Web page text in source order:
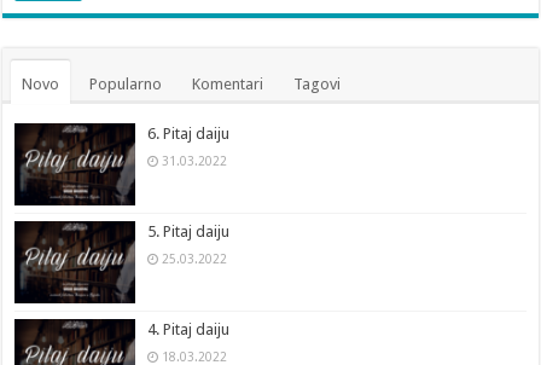
Novo Popularno Komentari Tagovi
6. Pitaj daiju
31.03.2022
5. Pitaj daiju
25.03.2022
4. Pitaj daiju
18.03.2022